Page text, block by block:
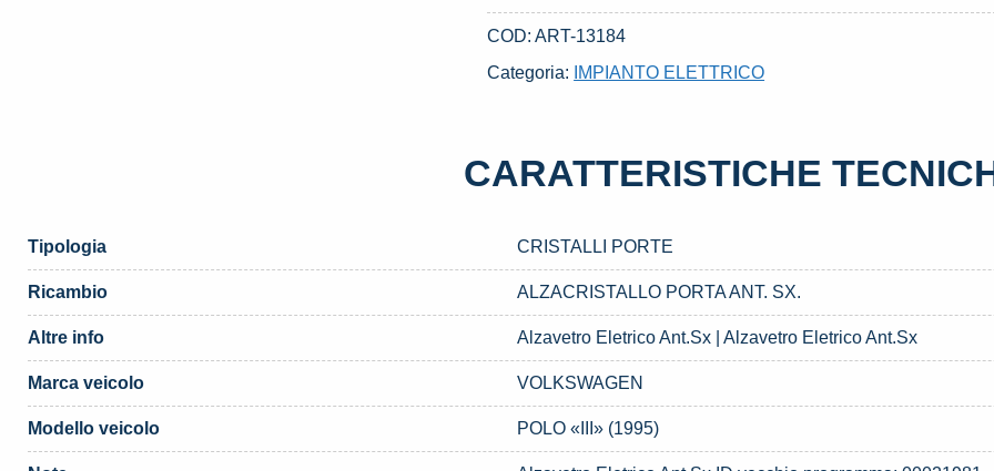
COD:ART-13184
Categoria:
IMPIANTO ELETTRICO
CARATTERISTICHE
Tipologia CRISTALLI PORTE
Ricambio ALZACRISTALLO PORTA ANT. SX.
Altre info Alzavetro Eletrico Ant.Sx | Alzavetro Eletrico Ant.Sx
Marca veicolo VOLKSWAGEN
Modello veicolo POLO «III» (1995)